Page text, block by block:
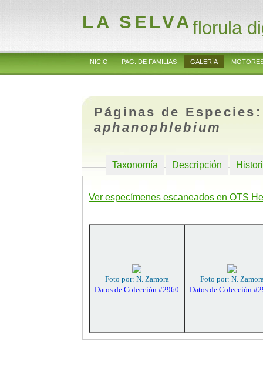
LA SELVAflorula
INICIO PAG. DE FAMILIAS GALERÍA
Páginas de
aphanophlebium
Taxonomía Descripción
Ver especímenes escaneados en OTS
Foto por: N. Zamora
Datos de Colección #2960
Foto por: N.
Datos de Colección